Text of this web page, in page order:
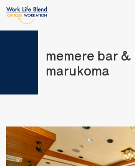
memere bar
marukoma